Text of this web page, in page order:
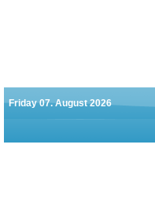
Friday 07. August 2026